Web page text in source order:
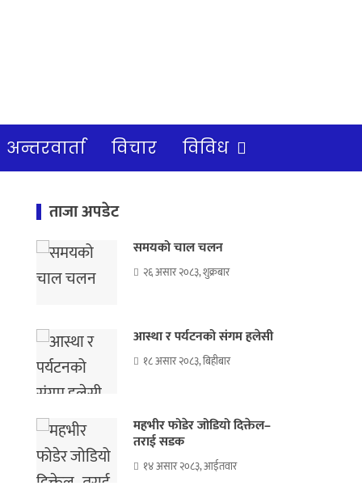
अन्तरवार्ता विचार विविध
ताजा अपडेट
समयको चाल चलन
२६ असार २०८३, शुक्रबार
आस्था र पर्यटनको संगम हलेसी
१८ असार २०८३, बिहीबार
महभीर फोडेर जोडियो दिक्तेल–
तराई सडक
१४ असार २०८३, आईतवार